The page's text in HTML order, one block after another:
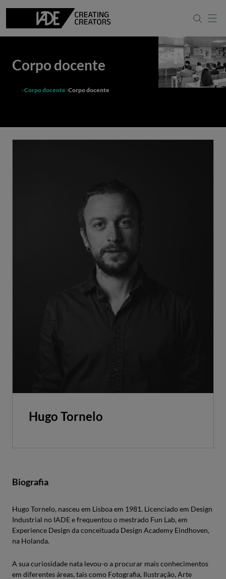
Corpo docente
Corpo docente Corpo docente
Hugo Tornelo
Biografia
Hugo Tornelo, nasceu em Lisboa em 1981. Licenciado em Design
Industrial no IADE e frequentou o mestrado Fun Lab, em
Experience Design da conceituada Design Academy Eindhoven,
na Holanda.
A sua curiosidade nata levou-o a procurar mais conhecimentos
em diferentes áreas, tais como Fotografia, Ilustração, Arte